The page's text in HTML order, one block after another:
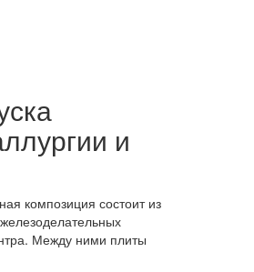
и
композиция состоит из
Между ними плиты